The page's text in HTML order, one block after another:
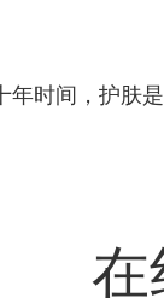
年时间，护肤
在